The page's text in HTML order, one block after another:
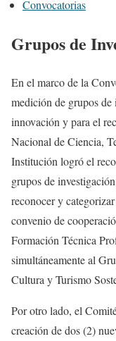
Convocatorias
Grupos de
En el marco de la
medición de grupos
innovación y para el
Nacional de Ciencia,
Institución logró el
grupos de
reconocer y
convenio de
Formación Técnica
simultáneamente al
Cultura y Turismo
Por otro lado, el
creación de dos (2)